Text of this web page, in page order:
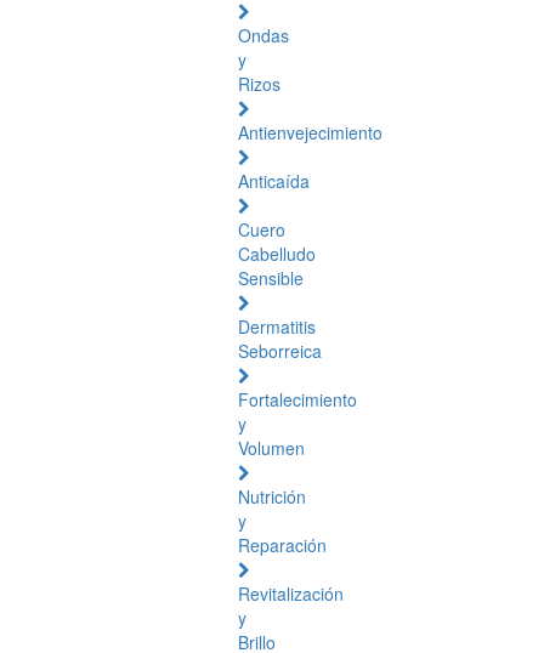
Ondas
y
Rizos
Antienvejecimiento
Anticaída
Cuero
Cabelludo
Sensible
Dermatitis
Seborreica
Fortalecimiento
y
Volumen
Nutrición
y
Reparación
Revitalización
y
Brillo